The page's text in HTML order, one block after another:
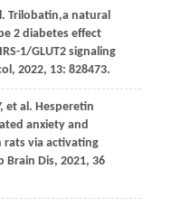
Trilobatin,a natural
2 diabetes effect
1/GLUT2 signaling
, 2022, 13: 828473.
, et al. Hesperetin
anxiety and
rats via activating
Brain Dis, 2021, 36